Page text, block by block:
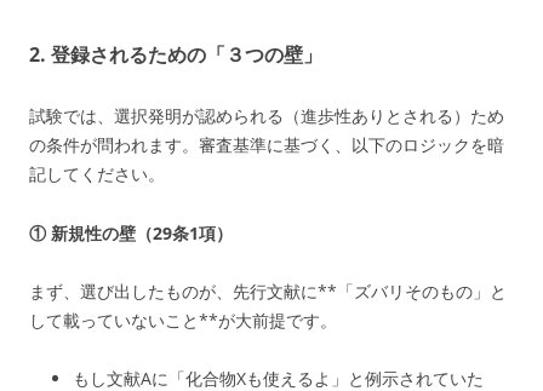
2. 登録されるための「３つの壁」
試験では、選択発明が認められる（進歩性ありとされる）ため
の条件が問われます。審査基準に基づく、以下のロジックを暗
記してください。
① 新規性の壁（29条1項）
まず、選び出したものが、先行文献に**「ズバリそのもの」と
して載っていないこと**が大前提です。
もし文献Aに「化合物Xも使えるよ」と例示されていた